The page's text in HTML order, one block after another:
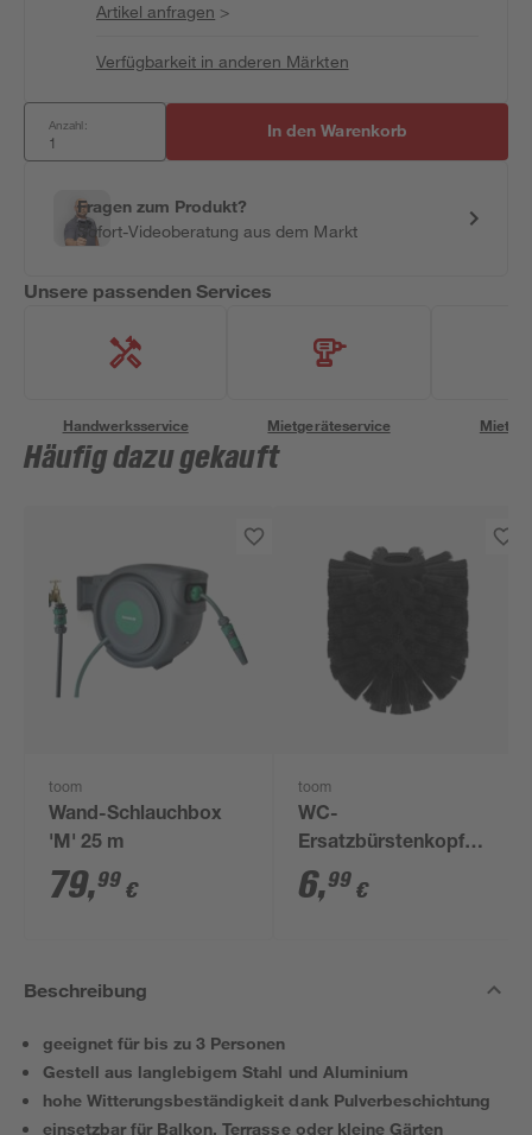
Artikel anfragen >
Verfügbarkeit in anderen Märkten
Anzahl: In den Warenkorb
Fragen zum Produkt?
Sofort-Videoberatung aus dem Markt
Unsere passenden Services
Handwerksservice Mietgeräteservice
Häufig dazu gekauft
toom
Wand-Schlauchbox
'M' 25 m
79,99 €
toom
WC-
Ersatzbürstenkopf
schwarz
6,99 €
Beschreibung
geeignet für bis zu 3 Personen
Gestell aus langlebigem Stahl und Aluminium
hohe Witterungsbeständigkeit dank Pulverbeschichtung
einsetzbar für Balkon, Terrasse oder kleine Gärten